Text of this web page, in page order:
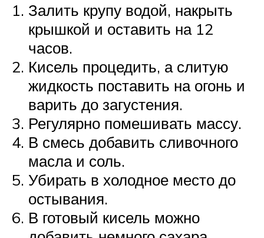
Залить крупу водой, накрыть
крышкой и оставить на 12
часов.
Кисель процедить, а слитую
жидкость поставить на огонь и
варить до загустения.
Регулярно помешивать массу.
В смесь добавить сливочного
масла и соль.
Убирать в холодное место до
остывания.
В готовый кисель можно